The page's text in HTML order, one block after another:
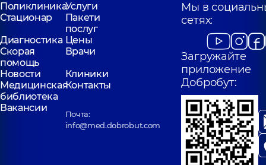
ПоликлиникаУслуги
Стационар
Пакети
послуг
Диагностика Цены
Скорая
помощь
Врачи
Новости
Клиники
Медицинская
библиотека
Контакты
Вакансии
Почта:
info@med.dobrobut.com
Мы в
сетях:
Загружайте
приложение
Добробут: